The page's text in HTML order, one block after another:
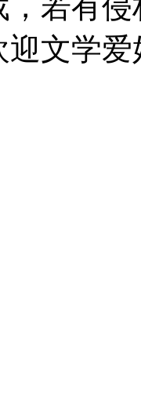
文学